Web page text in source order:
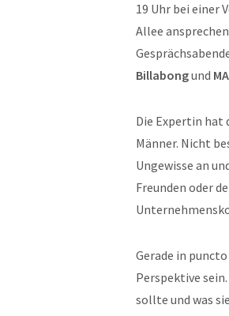
19 Uhr bei einer
Allee
Billabongund
Die Expertin hat
Männer. Nicht
Ungewisse an
Freunden oder
Gerade in
Perspektive
sollte und was